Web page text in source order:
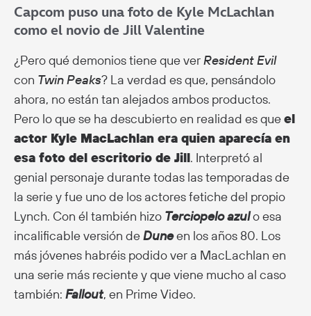
Capcom puso una foto de Kyle McLachlan
como el novio de Jill Valentine
¿Pero qué demonios tiene que verResident Evil
con Twin Peaks? La verdad es que, pensándolo
ahora, no están tan alejados ambos productos.
Pero lo que se ha descubierto en realidad es queel
actor Kyle MacLachlan era quien aparecía en
esa foto del escritorio de Jill. Interpretó al
genial personaje durante todas las temporadas de
la serie y fue uno de los actores fetiche del propio
Lynch. Con él también hizo Terciopelo azulo esa
incalificable versión deDuneen los años 80. Los
más jóvenes habréis podido ver a MacLachlan en
una serie más reciente y que viene mucho al caso
también: Fallout, en Prime Video.